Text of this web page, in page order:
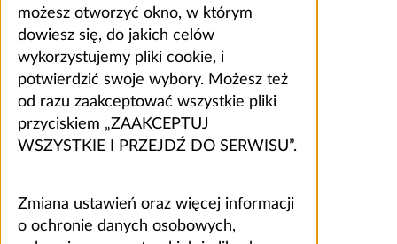
możesz otworzyć okno, w którym
dowiesz się, do jakich celów
wykorzystujemy pliki cookie, i
potwierdzić swoje wybory. Możesz też
od razu zaakceptować wszystkie pliki
przyciskiem „ZAAKCEPTUJ
WSZYSTKIE I PRZEJDŹ DO SERWISU”.
Zmiana ustawień oraz więcej informacji
o ochronie danych osobowych,